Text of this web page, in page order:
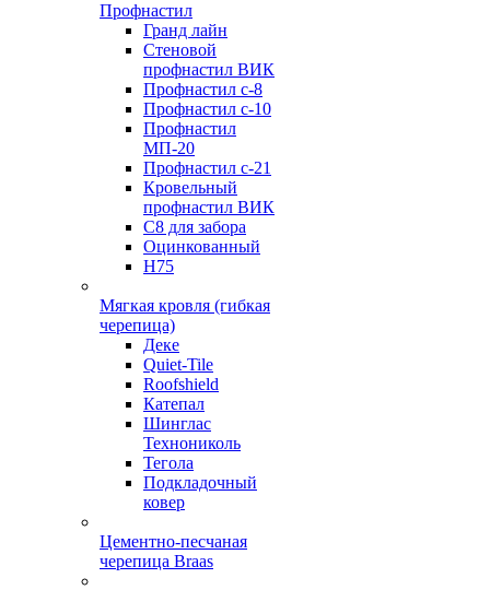
Профнастил
Гранд лайн
Стеновой
профнастил ВИК
Профнастил с-8
Профнастил с-10
Профнастил
МП-20
Профнастил с-21
Кровельный
профнастил ВИК
С8 для забора
Оцинкованный
Н75
Мягкая кровля (гибкая
черепица)
Деке
Quiet-Tile
Roofshield
Катепал
Шинглас
Технониколь
Тегола
Подкладочный
ковер
Цементно-песчаная
черепица Braas